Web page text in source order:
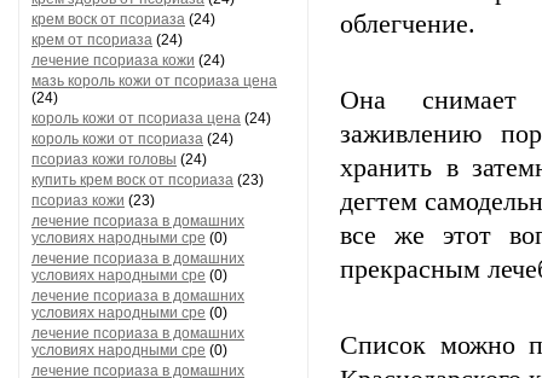
крем воск от псориаза (24)
крем от псориаза (24)
лечение псориаза кожи (24)
мазь король кожи от псориаза цена
(24)
король кожи от псориаза цена (24)
король кожи от псориаза (24)
псориаз кожи головы (24)
купить крем воск от псориаза (23)
псориаз кожи (23)
лечение псориаза в домашних
условиях народными сре (0)
лечение псориаза в домашних
условиях народными сре (0)
лечение псориаза в домашних
условиях народными сре (0)
лечение псориаза в домашних
условиях народными сре (0)
лечение псориаза в домашних
облегчение.
Она снимает
заживлению
хранить в
дегтем
все же этот
прекрасным
Список можно